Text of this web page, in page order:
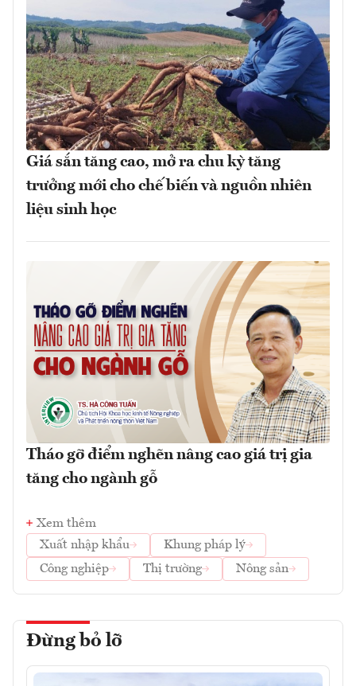
Giá sắn tăng cao, mở ra chu kỳ tăng
trưởng mới cho chế biến và nguồn nhiên
liệu sinh học
Tháo gỡ điểm nghẽn nâng cao giá trị gia
tăng cho ngành gỗ
Xem thêm
Xuất nhập khẩu
Khung pháp lý
Công nghiệp
Thị trường Nông sản
Đừng bỏ lỡ